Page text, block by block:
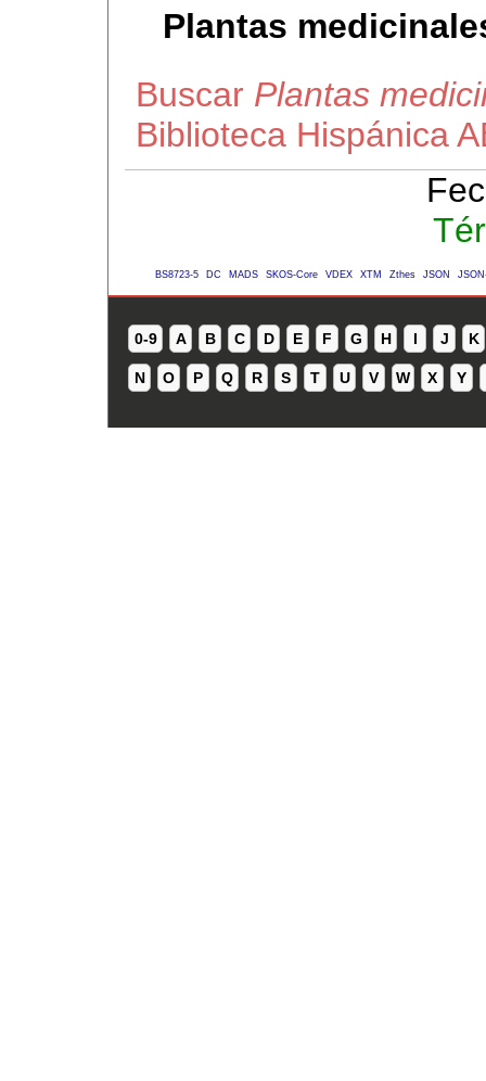
Plantas
Buscar Plantas
Biblioteca Hispánica
BS8723-5 DC MADS SKOS-Core VDEX XTM Zthes JSON
0-9 A B C D E F G H I J K
N O P Q R S T U V W X Y